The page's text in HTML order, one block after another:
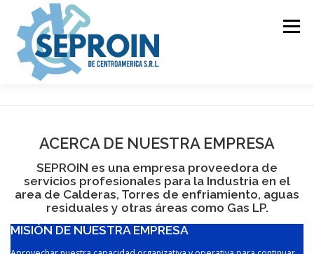
content
Menu
REGENCIAS PRODUCTOS CAMPOS DE ACCIÓN
ACERCA DE NUESTRA EMPRESA
SEPROIN es una empresa proveedora de
servicios profesionales para la Industria en el
area de Calderas, Torres de enfriamiento, aguas
residuales y otras áreas como Gas LP.
MISIÓN DE NUESTRA EMPRESA